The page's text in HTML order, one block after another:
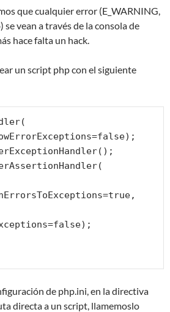
que cualquier error (E_WARNING,
se vean a través de la consola de
hace falta un hack.
un script php con el siguiente
de php.ini, en la directiva
directa a un script, llamemoslo